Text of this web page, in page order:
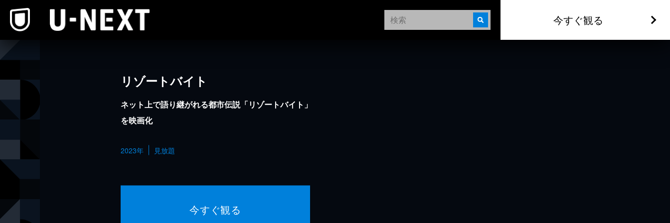
今すぐ観る
リゾートバイト
ネット上で語り継がれる都市伝説「リゾートバイト」
を映画化
2023年 見放題
今すぐ観る